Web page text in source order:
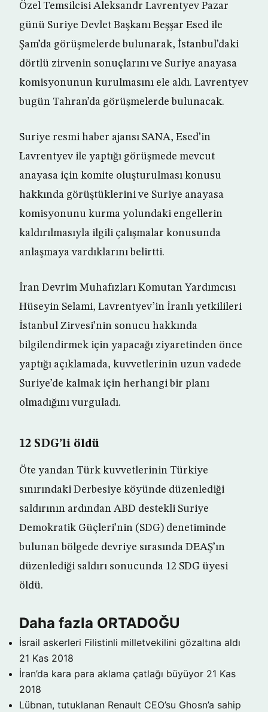
Özel Temsilcisi Aleksandr Lavrentyev Pazar
günü Suriye Devlet Başkanı Beşşar Esed ile
Şam’da görüşmelerde bulunarak, İstanbul’daki
dörtlü zirvenin sonuçlarını ve Suriye anayasa
komisyonunun kurulmasını ele aldı. Lavrentyev
bugün Tahran’da görüşmelerde bulunacak.
Suriye resmi haber ajansı SANA, Esed’in
Lavrentyev ile yaptığı görüşmede mevcut
anayasa için komite oluşturulması konusu
hakkında görüştüklerini ve Suriye anayasa
komisyonunu kurma yolundaki engellerin
kaldırılmasıyla ilgili çalışmalar konusunda
anlaşmaya vardıklarını belirtti.
İran Devrim Muhafızları Komutan Yardımcısı
Hüseyin Selami, Lavrentyev’in İranlı yetkilileri
İstanbul Zirvesi’nin sonucu hakkında
bilgilendirmek için yapacağı ziyaretinden önce
yaptığı açıklamada, kuvvetlerinin uzun vadede
Suriye’de kalmak için herhangi bir planı
olmadığını vurguladı.
12 SDG’li öldü
Öte yandan Türk kuvvetlerinin Türkiye
sınırındaki Derbesiye köyünde düzenlediği
saldırının ardından ABD destekli Suriye
Demokratik Güçleri’nin (SDG) denetiminde
bulunan bölgede devriye sırasında DEAŞ’ın
düzenlediği saldırı sonucunda 12 SDG üyesi
öldü.
Daha fazla ORTADOĞU
İsrail askerleri Filistinli milletvekilini gözaltına aldı
21 Kas 2018
İran’da kara para aklama çatlağı büyüyor 21 Kas
2018
Lübnan, tutuklanan Renault CEO’su Ghosn’a sahip